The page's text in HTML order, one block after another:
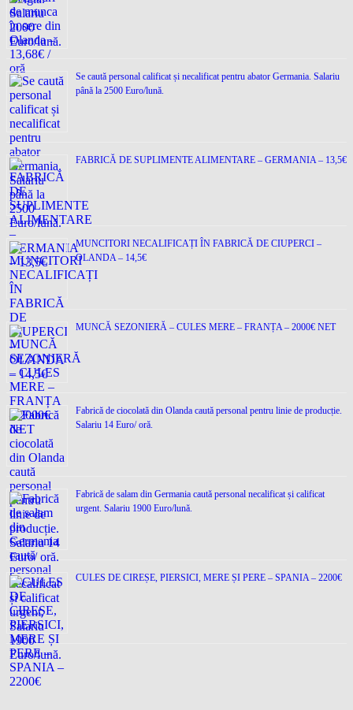
Se caută personal calificat și necalificat pentru abator Germania. Salariu
până la 2500 Euro/lună.
FABRICĂ DE SUPLIMENTE ALIMENTARE – GERMANIA – 13,5€
MUNCITORI NECALIFICAȚI ÎN FABRICĂ DE CIUPERCI –
OLANDA – 14,5€
MUNCĂ SEZONIERĂ – CULES MERE – FRANȚA – 2000€ NET
Fabrică de ciocolată din Olanda caută personal pentru linie de producție.
Salariu 14 Euro/ oră.
Fabrică de salam din Germania caută personal necalificat și calificat
urgent. Salariu 1900 Euro/lună.
CULES DE CIREȘE, PIERSICI, MERE ȘI PERE – SPANIA – 2200€